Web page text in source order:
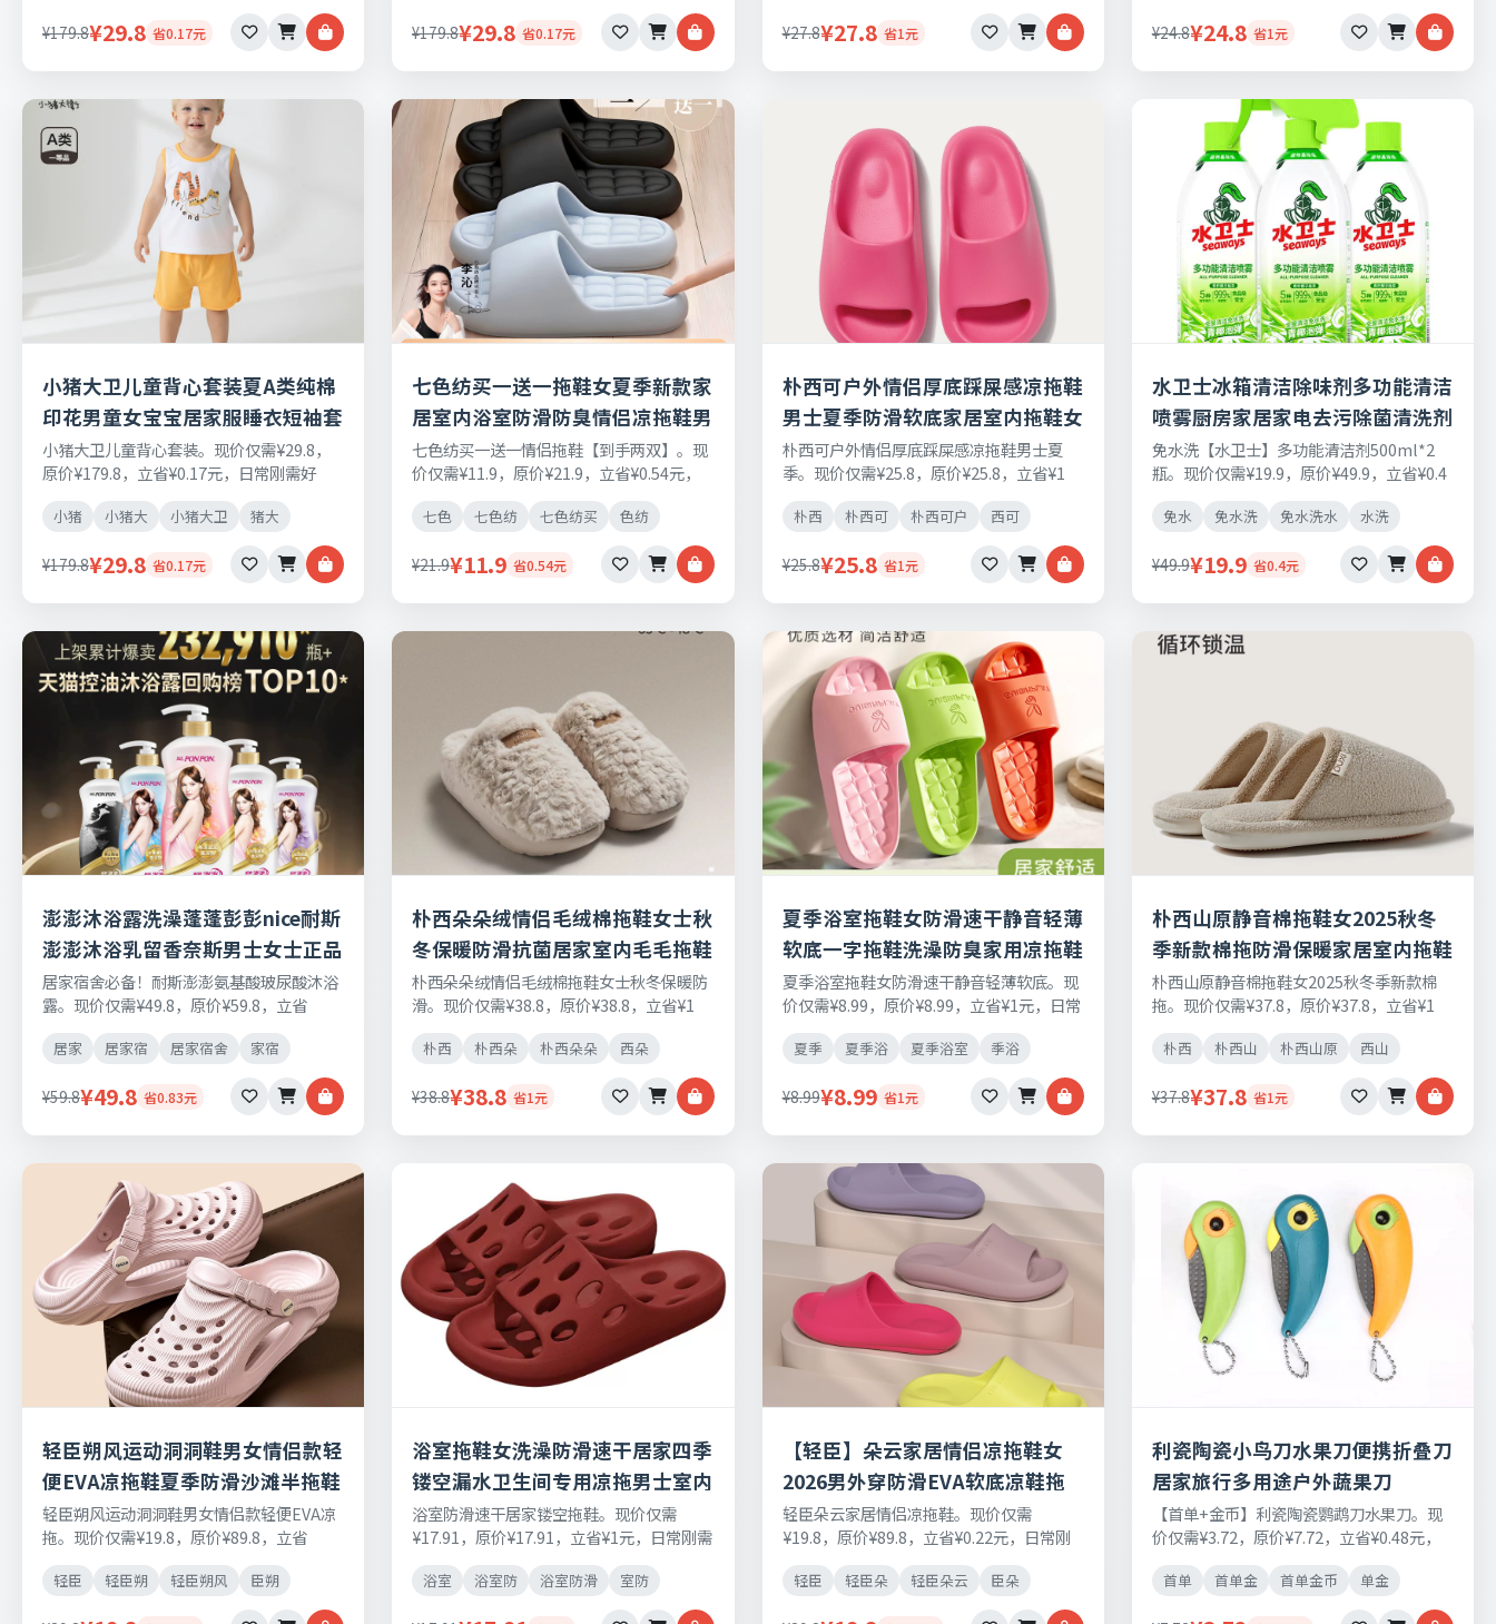
¥179.8¥29.8 省0.17元 ¥179.8¥29.8 省0.17元 ¥27.8¥27.8 省1元 ¥24.8¥24.8 省1元
小猪大卫儿童背心套装夏A类纯棉
印花男童女宝宝居家服睡衣短袖套
小猪大卫儿童背心套装。现价仅需¥29.8，
原价¥179.8，立省¥0.17元，日常刚需好
小猪 小猪大 小猪大卫 猪大
¥179.8¥29.8 省0.17元
七色纺买一送一拖鞋女夏季新款家
居室内浴室防滑防臭情侣凉拖鞋男
七色纺买一送一情侣拖鞋【到手两双】。现
价仅需¥11.9，原价¥21.9，立省¥0.54元，
货。
七色 七色纺 七色纺买 色纺
¥21.9¥11.9 省0.54元
朴西可户外情侣厚底踩屎感凉拖鞋
男士夏季防滑软底家居室内拖鞋女
朴西可户外情侣厚底踩屎感凉拖鞋男士夏
季。现价仅需¥25.8，原价¥25.8，立省¥1
退换货。
朴西 朴西可 朴西可户 西可
¥25.8¥25.8 省1元
水卫士冰箱清洁除味剂多功能清洁
喷雾厨房家居家电去污除菌清洗剂
免水洗【水卫士】多功能清洁剂500ml*2
瓶。现价仅需¥19.9，原价¥49.9，立省¥0.4
退换货。
免水 免水洗 免水洗水 水洗
¥49.9¥19.9 省0.4元
澎澎沐浴露洗澡蓬蓬彭彭nice耐斯
澎澎沐浴乳留香奈斯男士女士正品
居家宿舍必备！耐斯澎澎氨基酸玻尿酸沐浴
露。现价仅需¥49.8，原价¥59.8，立省
无理由退换货。
居家 居家宿 居家宿舍 家宿
¥59.8¥49.8 省0.83元
朴西朵朵绒情侣毛绒棉拖鞋女士秋
冬保暖防滑抗菌居家室内毛毛拖鞋
朴西朵朵绒情侣毛绒棉拖鞋女士秋冬保暖防
滑。现价仅需¥38.8，原价¥38.8，立省¥1
退换货。
朴西 朴西朵 朴西朵朵 西朵
¥38.8¥38.8 省1元
夏季浴室拖鞋女防滑速干静音轻薄
软底一字拖鞋洗澡防臭家用凉拖鞋
夏季浴室拖鞋女防滑速干静音轻薄软底。现
价仅需¥8.99，原价¥8.99，立省¥1元，日常
夏季 夏季浴 夏季浴室 季浴
¥8.99¥8.99 省1元
朴西山原静音棉拖鞋女2025秋冬
季新款棉拖防滑保暖家居室内拖鞋
男
朴西山原静音棉拖鞋女2025秋冬季新款棉
拖。现价仅需¥37.8，原价¥37.8，立省¥1
退换货。
朴西 朴西山 朴西山原 西山
¥37.8¥37.8 省1元
轻臣朔风运动洞洞鞋男女情侣款轻
便EVA凉拖鞋夏季防滑沙滩半拖鞋
轻臣朔风运动洞洞鞋男女情侣款轻便EVA凉
拖。现价仅需¥19.8，原价¥89.8，立省
无理由退换货。
轻臣 轻臣朔 轻臣朔风 臣朔
浴室拖鞋女洗澡防滑速干居家四季
镂空漏水卫生间专用凉拖男士室内
浴室防滑速干居家镂空拖鞋。现价仅需
¥17.91，原价¥17.91，立省¥1元，日常刚需
浴室 浴室防 浴室防滑 室防
【轻臣】朵云家居情侣凉拖鞋女
2026男外穿防滑EVA软底凉鞋拖
鞋
轻臣朵云家居情侣凉拖鞋。现价仅需
¥19.8，原价¥89.8，立省¥0.22元，日常刚
轻臣 轻臣朵 轻臣朵云 臣朵
利瓷陶瓷小鸟刀水果刀便携折叠刀
居家旅行多用途户外蔬果刀
【首单+金币】利瓷陶瓷鹦鹉刀水果刀。现
价仅需¥3.72，原价¥7.72，立省¥0.48元，
货。
首单 首单金 首单金币 单金